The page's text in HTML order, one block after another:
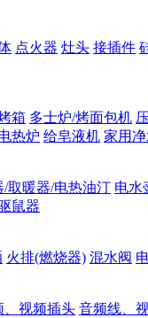
点火器 灶头 接插件
箱 多士炉/烤面包机
热炉 给皂液机 家用
/取暖器/电热油汀 电水
鼠器
火排(燃烧器) 混水阀
、视频插头 音频线、